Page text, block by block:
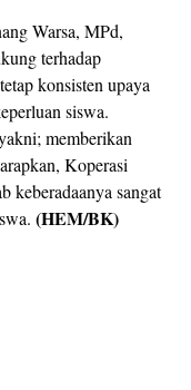
Warsa, MPd,
terhadap
konsisten upaya
siswa.
memberikan
Koperasi
keberadaanya sangat
(HEM/BK)